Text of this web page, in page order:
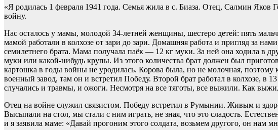
«Я родилась 1 февраля 1941 года. Семья жила в с. Биаза. Отец, Салмин Яков
войну.
Нас осталось у мамы, молодой 34-летней женщины, шестеро детей: пять
мамой работали в колхозе от зари до зари. Домашняя работа и пригляд за
семилетнего брата. Мама получала паёк — 12 кг муки. За ней она ходила в
муки или какой-нибудь крупы. Из этого количества брат должен был
картошка в годы войны не уродилась. Корова была, но не молочная, поэтому
военный завод, там он и встретил Победу. Второй брат работал в колхозе, в
случались и травмы, и ожоги. Несмотря на все тяготы, все выжили. Как
Отец на войне служил связистом. Победу встретил в Румынии. Живым и
Высыпали на стол, мы стали с ним играть, не зная, что это сладость.
и я заявила маме: «Давай прогоним этого солдата, возьмем другого, он нам